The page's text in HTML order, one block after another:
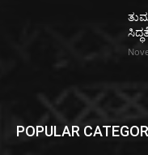
POPULAR